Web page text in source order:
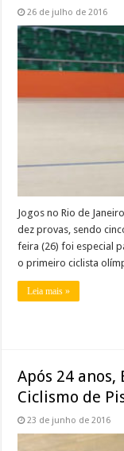
26 de julho de 2016
Jogos no Rio de
dez provas, sendo
feira (26) foi especial
o primeiro ciclista
Leia mais »
Após 24
Ciclismo de
23 de junho de 2016